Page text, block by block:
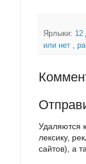
Ярлыки: 12
или нет
Удаляются
лексику,
сайтов), а